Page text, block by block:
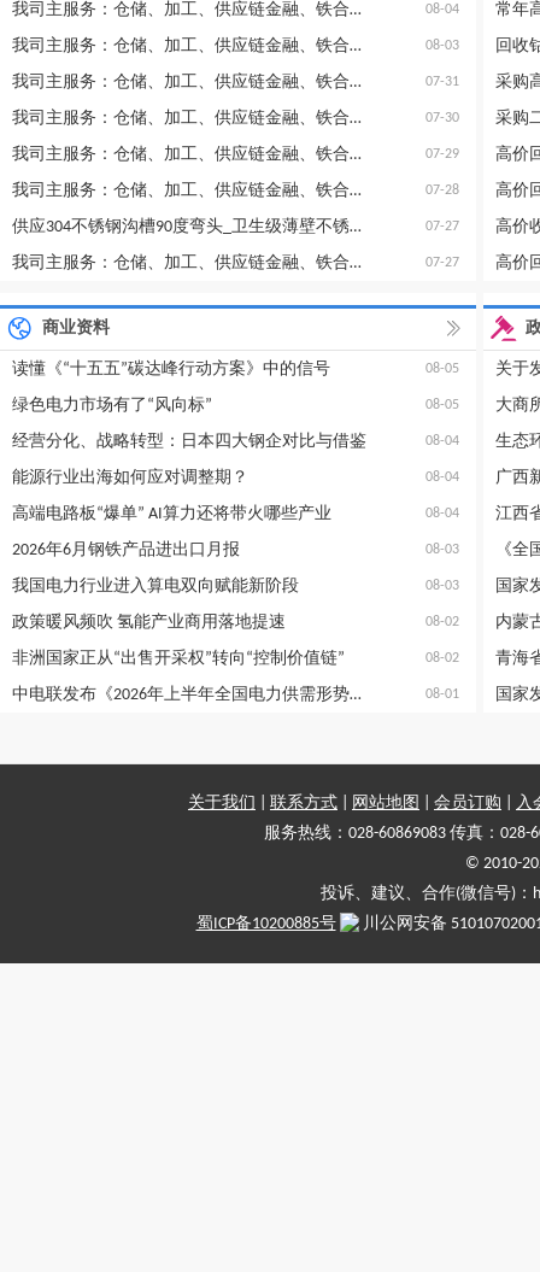
08-04
我司主服务：仓储、加工、供应链金融、铁合金信息咨询等
08-03
我司主服务：仓储、加工、供应链金融、铁合金信息咨询等
07-31
我司主服务：仓储、加工、供应链金融、铁合金信息咨询等
07-30
我司主服务：仓储、加工、供应链金融、铁合金信息咨询等
07-29
我司主服务：仓储、加工、供应链金融、铁合金信息咨询等
07-28
我司主服务：仓储、加工、供应链金融、铁合金信息咨询等
07-27
供应304不锈钢沟槽90度弯头_卫生级薄壁不锈钢水管_沟槽卡箍
07-27
我司主服务：仓储、加工、供应链金融、铁合金信息咨询等
常年
回收
采购
采购
高价
高价
高价
商业资料
08-05
读懂《“十五五”碳达峰行动方案》中的信号
08-05
绿色电力市场有了“风向标”
08-04
经营分化、战略转型：日本四大钢企对比与借鉴
08-04
能源行业出海如何应对调整期？
08-04
高端电路板“爆单” AI算力还将带火哪些产业
08-03
2026年6月钢铁产品进出口月报
08-03
我国电力行业进入算电双向赋能新阶段
08-02
政策暖风频吹 氢能产业商用落地提速
08-02
非洲国家正从“出售开采权”转向“控制价值链”
08-01
中电联发布《2026年上半年全国电力供需形势分析预测报告》
《
青海
关于我们 联系方式 网站地图 会员订购
入
服务热线：028-60869083 传真：028-
© 2010-
投诉、建议、合作(微信号)
蜀ICP备10200885号
川公网安备